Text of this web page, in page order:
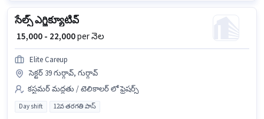
సేల్స్ ఎగ్జిక్యూటివ్
₹ 15,000 - 22,000per నెల
Elite Careup
సెక్టర్ 39 గుర్గావ్, గుర్గావ్
కస్టమర్ మద్దతు / టెలికాలర్ లో ఫ్రెషర్స్
Day shift 12వ తరగతి పాస్